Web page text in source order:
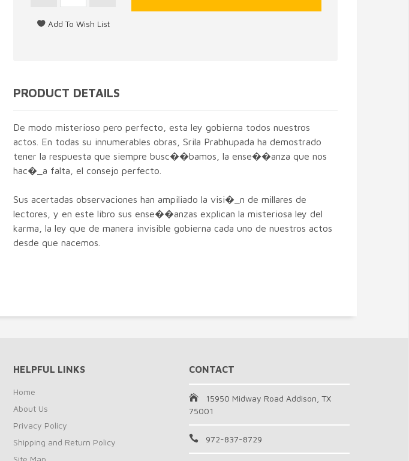
PRODUCT DETAILS
De modo misterioso pero perfecto, esta ley gobierna todos nuestros
actos. En todas su innumerables obras, Srila Prabhupada ha demostrado
tener la respuesta que siempre busc��bamos, la ense��anza que nos
hac�_a falta, el consejo perfecto.
Sus acertadas observaciones han ampiliado la visi�_n de millares de
lectores, y en este libro sus ense��anzas explican la misteriosa ley del
karma, la ley que de manera invisible gobierna cada uno de nuestros actos
desde que nacemos.
HELPFUL LINKS
Home
About Us
Privacy Policy
Shipping and Return Policy
Site Map
CONTACT
15950 Midway Road Addison, TX
75001
972-837-8729